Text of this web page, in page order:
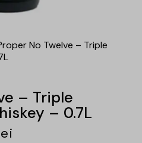
No Twelve – Triple
– Triple
– 0.7L